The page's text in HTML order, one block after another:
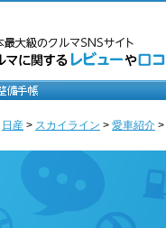
日産 > スカイライン > 愛車紹介 >